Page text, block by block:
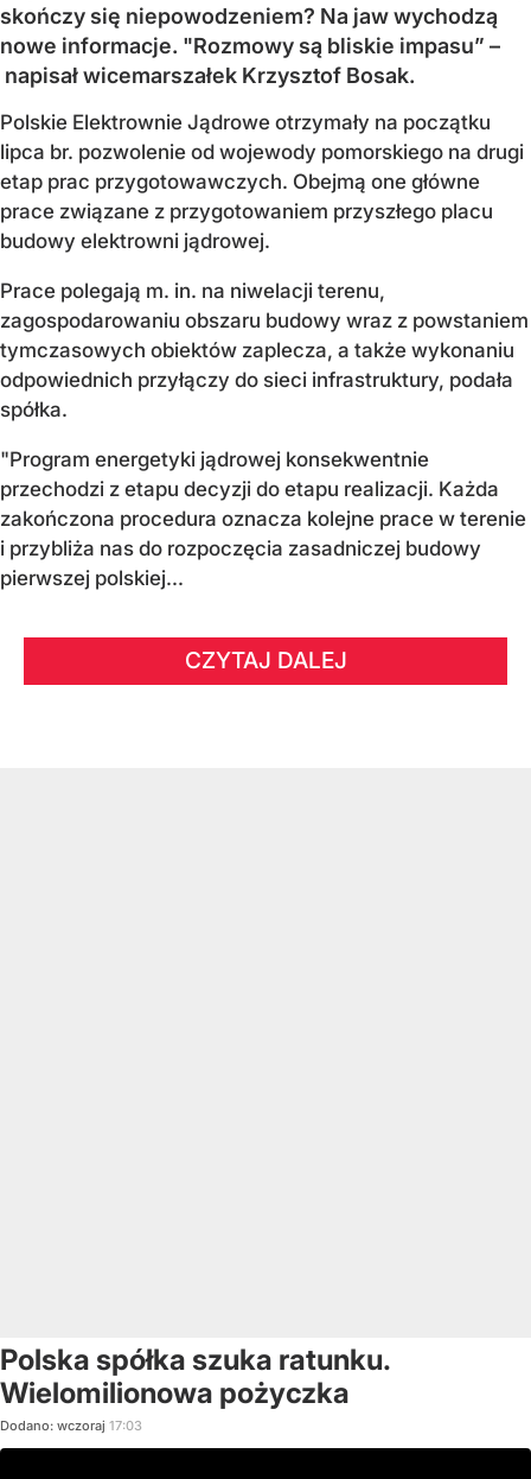
skończy się niepowodzeniem? Na jaw wychodzą
nowe informacje. "Rozmowy są bliskie impasu” –
napisał wicemarszałek Krzysztof Bosak.
Polskie Elektrownie Jądrowe otrzymały na początku
lipca br. pozwolenie od wojewody pomorskiego na drugi
etap prac przygotowawczych. Obejmą one główne
prace związane z przygotowaniem przyszłego placu
budowy elektrowni jądrowej.
Prace polegają m. in. na niwelacji terenu,
zagospodarowaniu obszaru budowy wraz z powstaniem
tymczasowych obiektów zaplecza, a także wykonaniu
odpowiednich przyłączy do sieci infrastruktury, podała
spółka.
"Program energetyki jądrowej konsekwentnie
przechodzi z etapu decyzji do etapu realizacji. Każda
zakończona procedura oznacza kolejne prace w terenie
i przybliża nas do rozpoczęcia zasadniczej budowy
pierwszej polskiej...
CZYTAJ DALEJ
Polska spółka szuka ratunku.
Wielomilionowa pożyczka
Dodano: wczoraj 17:03